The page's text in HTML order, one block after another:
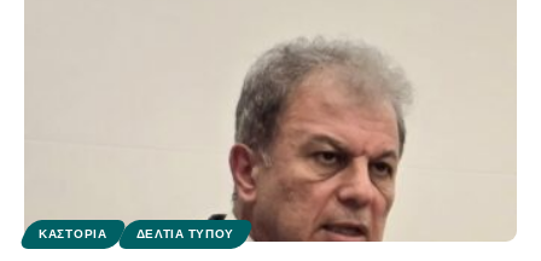
ΚΑΣΤΟΡΙΆ ΔΕΛΤΊΑ ΤΎΠΟΥ